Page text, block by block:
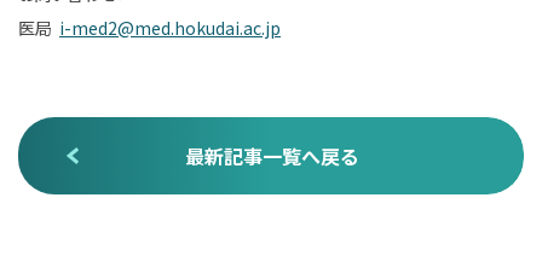
医局 i-med2@med.hokudai.ac.jp
最新記事一覧へ戻る